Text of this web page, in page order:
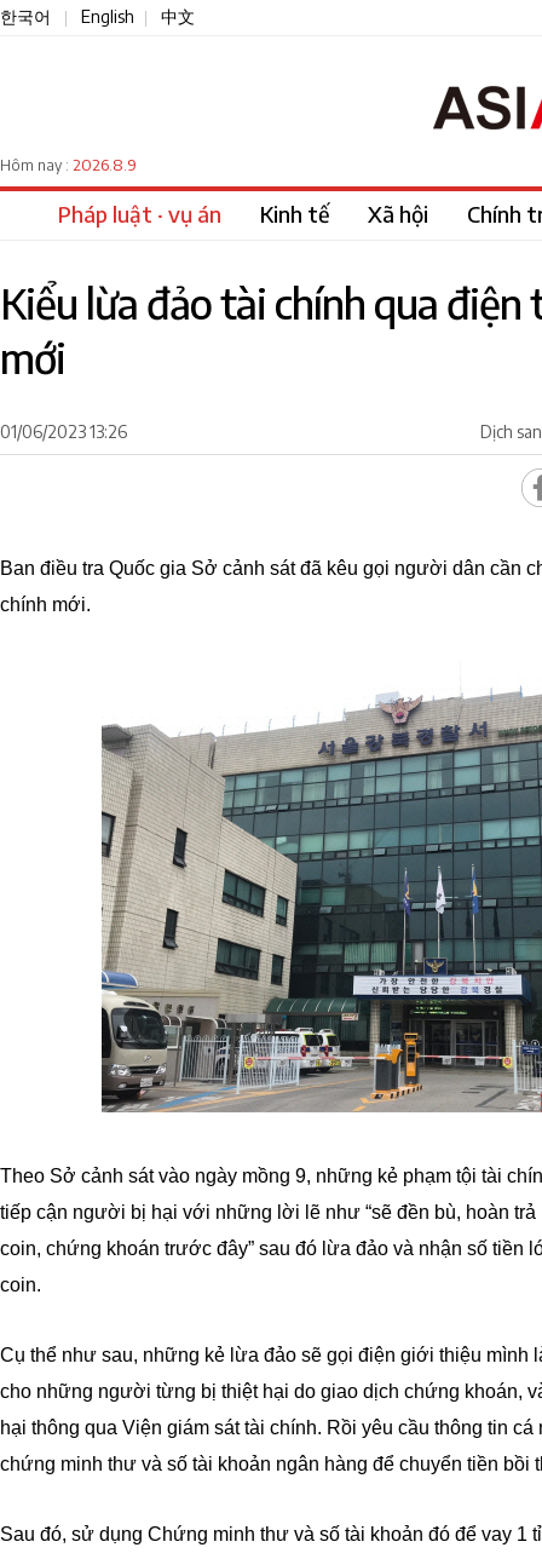
한국어 English 中文
Hôm nay : 2026.8.9
Pháp luật · vụ án Kinh tế Xã hội Chính
Kiểu lừa đảo tài chính qua
mới
01/06/2023 13:26 Dịch
Ban điều tra Quốc gia Sở cảnh sát đã kêu gọi người dân cần
chính mới.
Theo Sở cảnh sát vào ngày mồng 9, những kẻ phạm tội tài
tiếp cận người bị hại với những lời lẽ như “sẽ đền bù, hoàn
coin, chứng khoán trước đây” sau đó lừa đảo và nhận số tiền
coin.
Cụ thể như sau, những kẻ lừa đảo sẽ gọi điện giới thiệu mình
cho những người từng bị thiệt hại do giao dịch chứng khoán,
hại thông qua Viện giám sát tài chính. Rồi yêu cầu thông tin
chứng minh thư và số tài khoản ngân hàng để chuyển tiền bồi
Sau đó, sử dụng Chứng minh thư và số tài khoản đó để vay